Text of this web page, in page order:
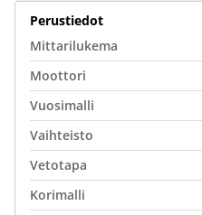
Perustiedot
Mittarilukema
Moottori
Vuosimalli
Vaihteisto
Vetotapa
Korimalli